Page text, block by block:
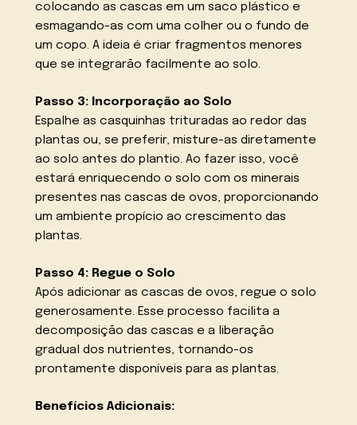
colocando as cascas em um saco plástico e
esmagando-as com uma colher ou o fundo de
um copo. A ideia é criar fragmentos menores
que se integrarão facilmente ao solo.
Passo 3: Incorporação ao Solo
Espalhe as casquinhas trituradas ao redor das
plantas ou, se preferir, misture-as diretamente
ao solo antes do plantio. Ao fazer isso, você
estará enriquecendo o solo com os minerais
presentes nas cascas de ovos, proporcionando
um ambiente propício ao crescimento das
plantas.
Passo 4: Regue o Solo
Após adicionar as cascas de ovos, regue o solo
generosamente. Esse processo facilita a
decomposição das cascas e a liberação
gradual dos nutrientes, tornando-os
prontamente disponíveis para as plantas.
Benefícios Adicionais: